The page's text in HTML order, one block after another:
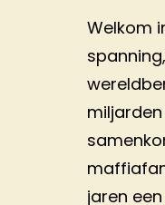
Welkom
jaren